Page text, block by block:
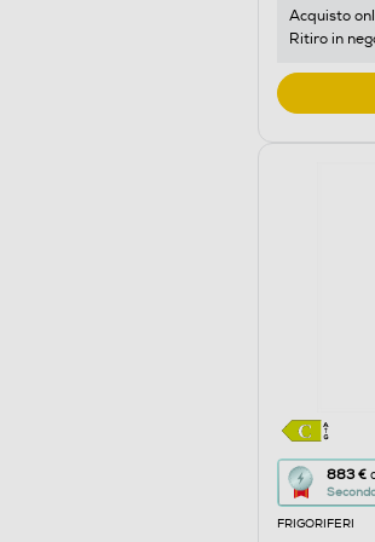
di
Youreko.
Acquisto
Ritiro in
883 €
Questa
azione
aprirà
FRIGORIFERI